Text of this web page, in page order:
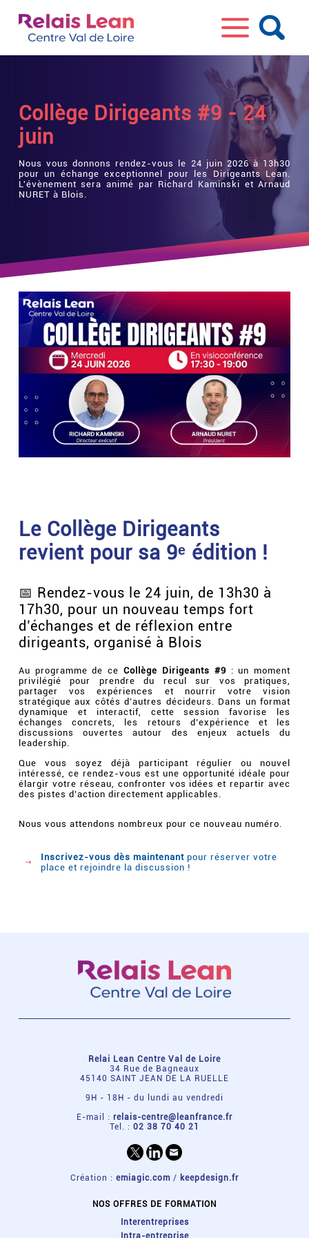
Collège Dirigeants #9 - 24
juin
Nous vous donnons rendez-vous le 24 juin 2026 à 13h30
pour un échange exceptionnel pour les Dirigeants Lean.
L'évènement sera animé par Richard Kaminski et Arnaud
NURET à Blois.
Le Collège Dirigeants
revient pour sa 9ᵉ édition !
📅 Rendez-vous le 24 juin, de 13h30 à
17h30, pour un nouveau temps fort
d’échanges et de réflexion entre
dirigeants, organisé à Blois
Au programme de ceCollège Dirigeants #9 : un moment
privilégié pour prendre du recul sur vos pratiques,
partager vos expériences et nourrir votre vision
stratégique aux côtés d’autres décideurs. Dans un format
dynamique et interactif, cette session favorise les
échanges concrets, les retours d’expérience et les
discussions ouvertes autour des enjeux actuels du
leadership.
Que vous soyez déjà participant régulier ou nouvel
intéressé, ce rendez-vous est une opportunité idéale pour
élargir votre réseau, confronter vos idées et repartir avec
des pistes d’action directement applicables.
Nous vous attendons nombreux pour ce nouveau numéro.
Inscrivez-vous dès maintenant pour réserver votre
place et rejoindre la discussion !
Relai Lean Centre Val de Loire
34 Rue de Bagneaux
45140 SAINT JEAN DE LA RUELLE
9H - 18H - du lundi au vendredi
E-mail : relais-centre@leanfrance.fr
Tel. : 02 38 70 40 21
Création : emiagic.com / keepdesign.fr
NOS OFFRES DE FORMATION
Interentreprises
Intra-entreprise